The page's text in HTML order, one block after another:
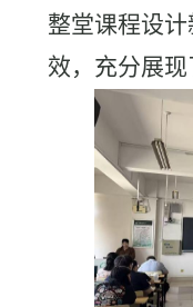
整堂课程设
效，充分展现